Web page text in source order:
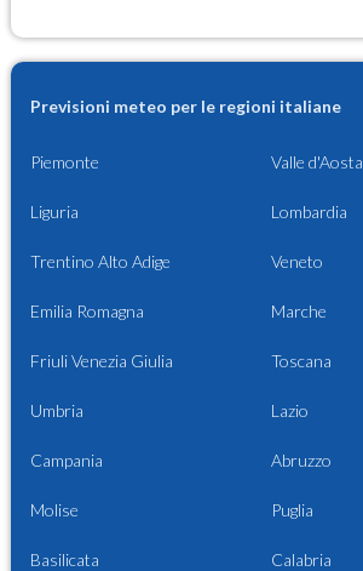
Previsioni meteo per le regioni italiane
Piemonte Valle d'Aosta
Liguria Lombardia
Trentino Alto Adige Veneto
Emilia Romagna Marche
Friuli Venezia Giulia Toscana
Umbria Lazio
Campania Abruzzo
Molise Puglia
Basilicata Calabria